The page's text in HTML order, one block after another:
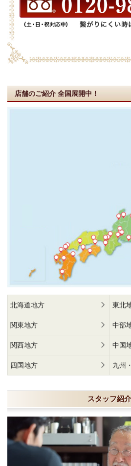
店舗のご紹介 全国展開中！
北海道地方 東北
関東地方 中部
関西地方 中国
四国地方 九州
スタッフ紹介